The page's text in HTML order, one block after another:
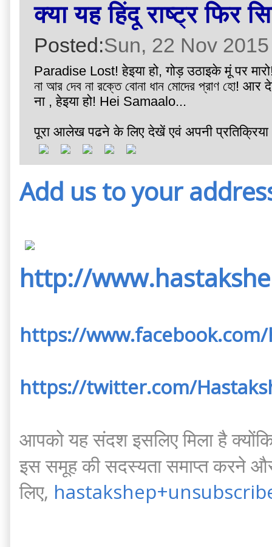
क्या यह हिंदू राष्ट्र फिर
Posted:Sun, 22 Nov
Paradise Lost! हेइया हो, गोड़ उठाइके मूं पर
না আর দেব না রক্তে বোনা ধান মোদের প্রাণ হো!
ना , हेइया हो! Hei Samaalo...
पूरा आलेख पढने के लिए देखें एवं अपनी
Add us to your
http://
https://
https://twitter.com/
आपको यह संदश इसलिए मिला है
इस समूह की सदस्यता समाप्त करने
लिए,